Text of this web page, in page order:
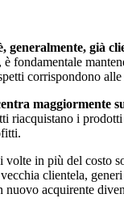
generalmente, già
fondamentale
corrispondono
maggiormente
riacquistano i
in più del costo
clientela,
acquirente